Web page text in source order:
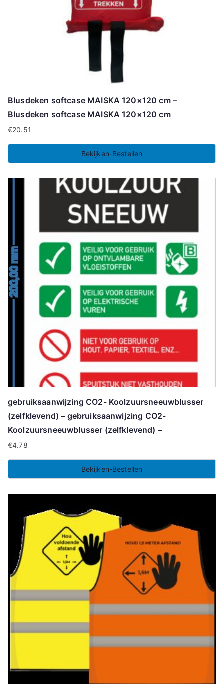
Blusdeken softcase MAISKA 120×120 cm –
Blusdeken softcase MAISKA 120×120 cm
€20.51
Bekijken-Bestellen
gebruiksaanwijzing CO2- Koolzuursneeuwblusser
(zelfklevend) – gebruiksaanwijzing CO2-
Koolzuursneeuwblusser (zelfklevend) –
€4.78
Bekijken-Bestellen